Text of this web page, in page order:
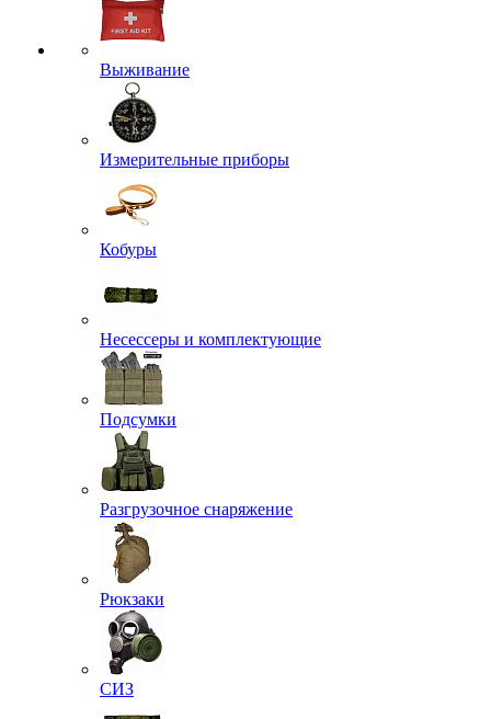
Выживание
Измерительные приборы
Кобуры
Несессеры и комплектующие
Подсумки
Разгрузочное снаряжение
Рюкзаки
СИЗ